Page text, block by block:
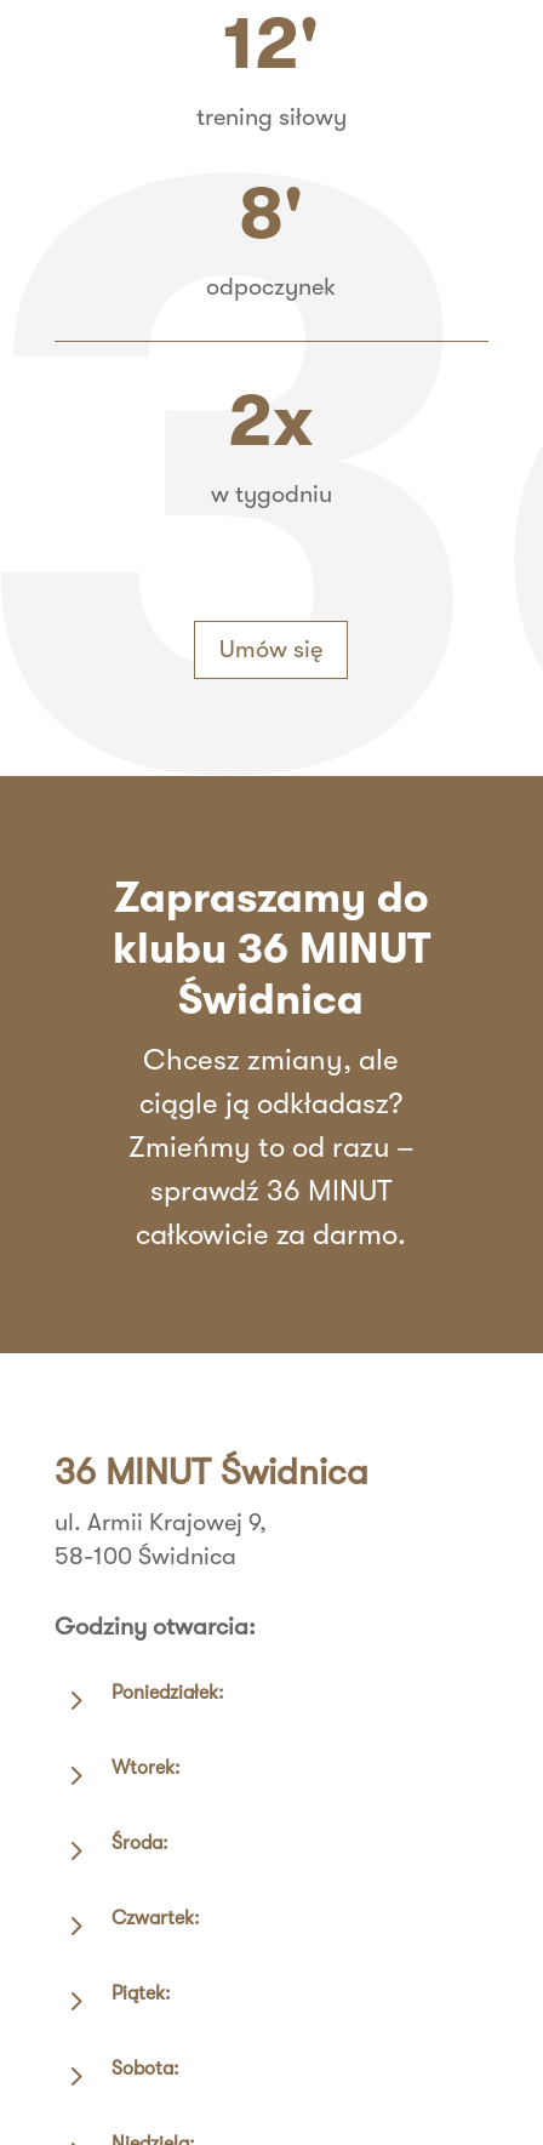
12'
trening siłowy
8'
odpoczynek
2x
w tygodniu
Umów się
Zapraszamy do
klubu 36 MINUT
Świdnica
Chcesz zmiany, ale
ciągle ją odkładasz?
Zmieńmy to od razu –
sprawdź 36 MINUT
całkowicie za darmo.
36 MINUT Świdnica
ul. Armii Krajowej 9,
58-100 Świdnica
Godziny otwarcia:
5 Poniedziałek:
5 Wtorek:
5 Środa:
5 Czwartek:
5 Piątek:
5 Sobota: